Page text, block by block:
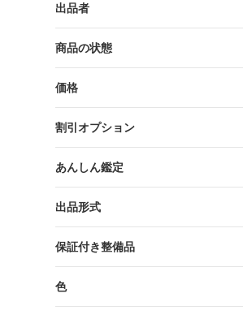
出品者
商品の状態
価格
割引オプション
あんしん鑑定
出品形式
保証付き整備品
色